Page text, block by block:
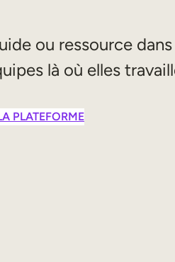
ou ressource
là où elles
PLATEFORME